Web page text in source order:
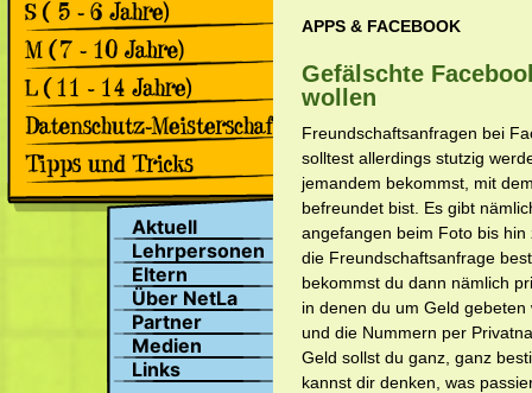
Games
Comics
Games
Comics
Games
Comics
Rückblick 2. Datenschutz-
Meisterschaft
Rückblick 1. Datenschutz-
Meisterschaft
Apps & Facebook
Surfen
Suchen
Aktuell
Lehrpersonen
Eltern
Über NetLa
Partner
Medien
Links
APPS & FACEBOOK
Gefälschte
wollen
Freundschaftsanfragen bei
solltest allerdings stutzig
jemandem bekommst, mit
befreundet bist. Es gibt
angefangen beim Foto bis
die Freundschaftsanfrage
bekommst du dann nämlich
in denen du um Geld
und die Nummern per
Geld sollst du ganz, ganz
kannst dir denken, was